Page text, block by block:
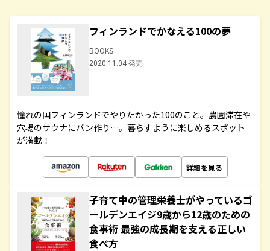
フィンランドでかなえる100の夢
BOOKS
2020.11.04 発売
憧れの国フィンランドでやりたかった100のこと。農園滞在や
穴場のサウナにパン作り…。暮らすように楽しめるスポット
が満載！
詳細を見る
子育て中の管理栄養士がやっているゴ
ールデンエイジ9歳から12歳のための
食事術 最強の成長期を支える正しい
食べ方